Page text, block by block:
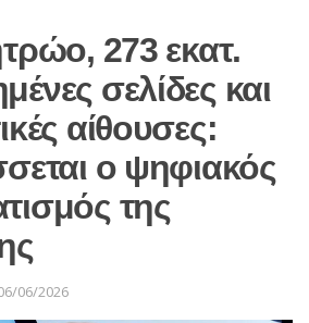
273 εκατ.
σελίδες και
αίθουσες:
ο ψηφιακός
της
06/2026